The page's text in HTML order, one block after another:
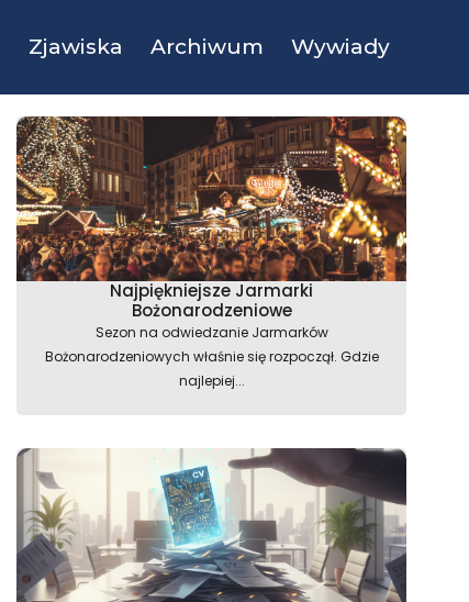
Zjawiska Archiwum Wywiady
Najpiękniejsze Jarmarki
Bożonarodzeniowe
Sezon na odwiedzanie Jarmarków
Bożonarodzeniowych właśnie się rozpoczął. Gdzie
najlepiej...